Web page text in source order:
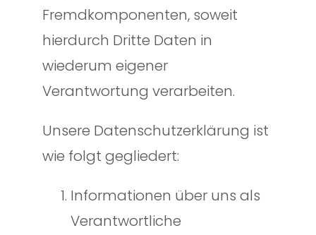
Fremdkomponenten, soweit
hierdurch Dritte Daten in
wiederum eigener
Verantwortung verarbeiten.
Unsere Datenschutzerklärung ist
wie folgt gegliedert:
Informationen über uns als
Verantwortliche